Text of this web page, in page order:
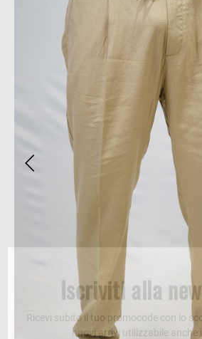
Iscriviti alla
Ricevi subito il tuo promocode con lo
nuovi arrivi utilizzabile anche